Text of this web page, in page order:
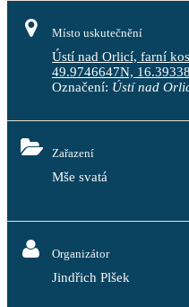
Místo uskutečnění
Ústí nad Orlicí, farní
49.9746647N,
Označení: Ústí nad
Zařazení
Mše svatá
Organizátor
Jindřich Plšek